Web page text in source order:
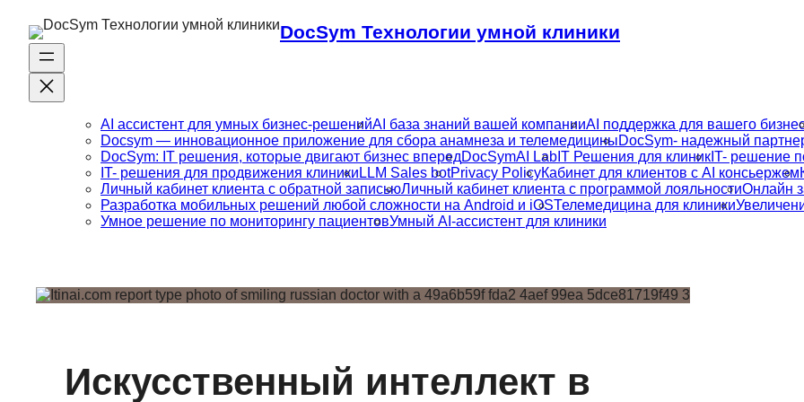
DocSym Технологии умной клиники
AI ассистент для умных бизнес-решенийAI база знаний вашей компанииAI поддержка для вашего
Docsym — инновационное приложение для сбора анамнеза и телемедициныDocSym- надежный
DocSym: IT решения, которые двигают бизнес впередDocSymAI Lab IT Решения для клиник IT- решение
IT- решения для продвижения клиники LLM Sales botPrivacy PolicyКабинет для клиентов с AI консьержем
Личный кабинет клиента с обратной записьюЛичный кабинет клиента с программой лояльностиОнлайн
Разработка мобильных решений любой сложности на Android и iOSТелемедицина для клиники
Умное решение по мониторингу пациентовУмный AI-ассистент для клиники
Искусственный интеллект в